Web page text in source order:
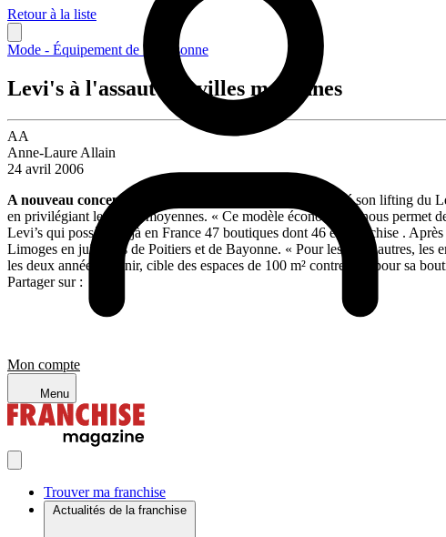
Mon compte
Menu
Trouver ma franchise
Actualités de la franchise
Retour à la liste
Mode - Équipement de la personne
Levi's à l'assaut des villes moyennes
AA
Anne-Laure Allain
24 avril 2006
A nouveau concept, nouvelles cibles.
Après avoir peaufiné son lifting du
en privilégiant les villes moyennes. « Ce modèle économique nous permet
Levi’s qui possède déjà en France 47 boutiques dont 46 en franchise .
Limoges en juin puis de Poitiers et de Bayonne. « Pour les deux autres, les
les deux années à venir, cible des espaces de 100 m² contre 180 pour sa
Partager sur :